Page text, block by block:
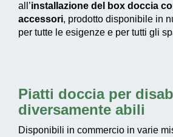
all’installazione del box doccia
accessori, prodotto disponibile in
per tutte le esigenze e per tutti gli
Piatti doccia per
diversamente abili
Disponibili in commercio in varie